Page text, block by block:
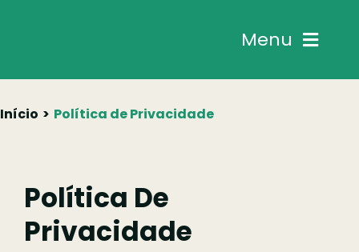
Menu
Início Política de Privacidade
Política De
Privacidade